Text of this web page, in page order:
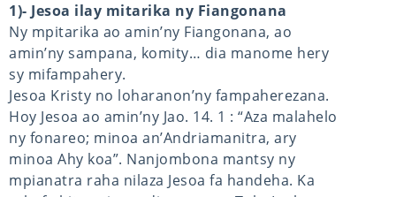
1)- Jesoa ilay mitarika ny Fiangonana
Ny mpitarika ao amin’ny Fiangonana, ao
amin’ny sampana, komity… dia manome hery
sy mifampahery.
Jesoa Kristy no loharanon’ny fampaherezana.
Hoy Jesoa ao amin’ny Jao. 14. 1 : “Aza malahelo
ny fonareo; minoa an’Andriamanitra, ary
minoa Ahy koa”. Nanjombona mantsy ny
mpianatra raha nilaza Jesoa fa handeha. Ka